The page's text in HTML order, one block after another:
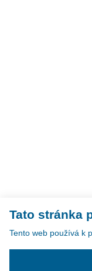
Tato stránka
Tento web používá k